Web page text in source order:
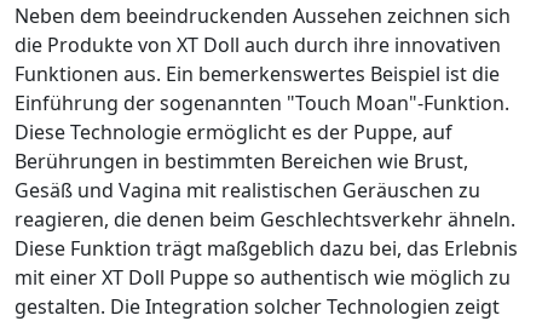
Neben dem beeindruckenden Aussehen zeichnen sich
die Produkte von XT Doll auch durch ihre innovativen
Funktionen aus. Ein bemerkenswertes Beispiel ist die
Einführung der sogenannten "Touch Moan"-Funktion.
Diese Technologie ermöglicht es der Puppe, auf
Berührungen in bestimmten Bereichen wie Brust,
Gesäß und Vagina mit realistischen Geräuschen zu
reagieren, die denen beim Geschlechtsverkehr ähneln.
Diese Funktion trägt maßgeblich dazu bei, das Erlebnis
mit einer XT Doll Puppe so authentisch wie möglich zu
gestalten. Die Integration solcher Technologien zeigt